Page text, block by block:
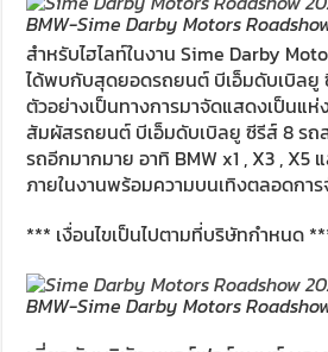
BMW-Sime Darby Motors
สำหรับไฮไลท์ในงาน Sime Darby
ได้พบกับสุดยอดรถยนต์ บีเอ็มดับเบิลยู
ตัวอย่างเป็นทางการมาจัดแสดงเป็นแห่
สัมผัสรถยนต์ บีเอ็มดับเบิลยู ซีรีส์ 8 รถ
รถอีกมากมาย อาทิ BMW x1 , X3 , X5
ภายในงานพร้อมความบนเทิงตลอดกา
*** เงื่อนไขเป็นไปตามที่บริษัทกำหนด
BMW-Sime Darby Motors